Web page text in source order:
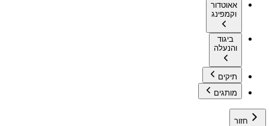
אאוטדור
וקמפינג
ביגוד
והנעלה
תיקים
מותגים
חזור